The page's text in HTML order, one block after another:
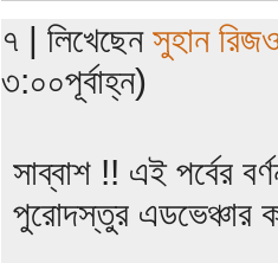
৭ | লিখেছেন সুহান
৩:০০পূর্বাহ্ন)
সাব্বাশ !! এই পর্বের
পুরোদস্তুর এডভেঞ্চার